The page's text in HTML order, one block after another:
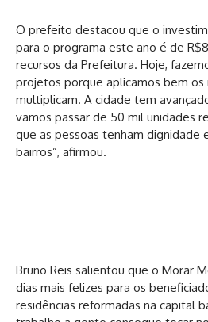
O prefeito destacou que o
para o programa este ano é de
recursos da Prefeitura. Hoje,
projetos porque aplicamos bem os
multiplicam. A cidade tem
vamos passar de 50 mil unidades
que as pessoas tenham dignidade
bairros”, afirmou.
Bruno Reis salientou que o Morar
dias mais felizes para os
residências reformadas na capital